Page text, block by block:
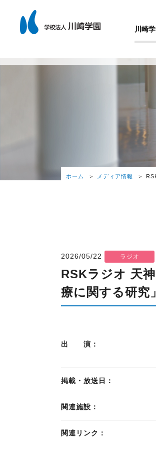
川崎
ホーム メディア情報
2026/05/22 ラジオ
RSKラジオ 天
療に関する研究」
出 演：
掲載・放送日：
関連施設：
関連リンク：